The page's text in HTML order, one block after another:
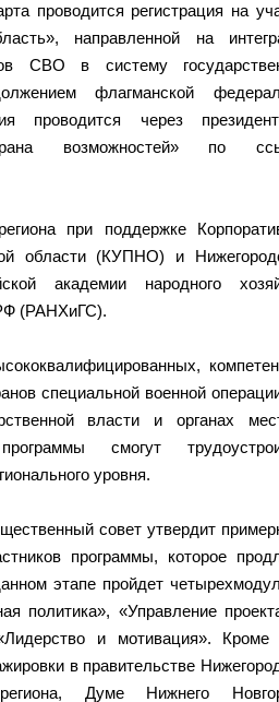
проводится регистрация на
направленной на
СВО в систему
флагманской
проводится через
возможностей» по
при поддержке
области (КУПНО) и
академии народного
(РАНХиГС).
специальной военной
власти и органах
смогут
уровня.
совет утвердит
программы, которое
этапе пройдет
политика», «Управление
и мотивация». Кроме
в правительстве
Думе Нижнего